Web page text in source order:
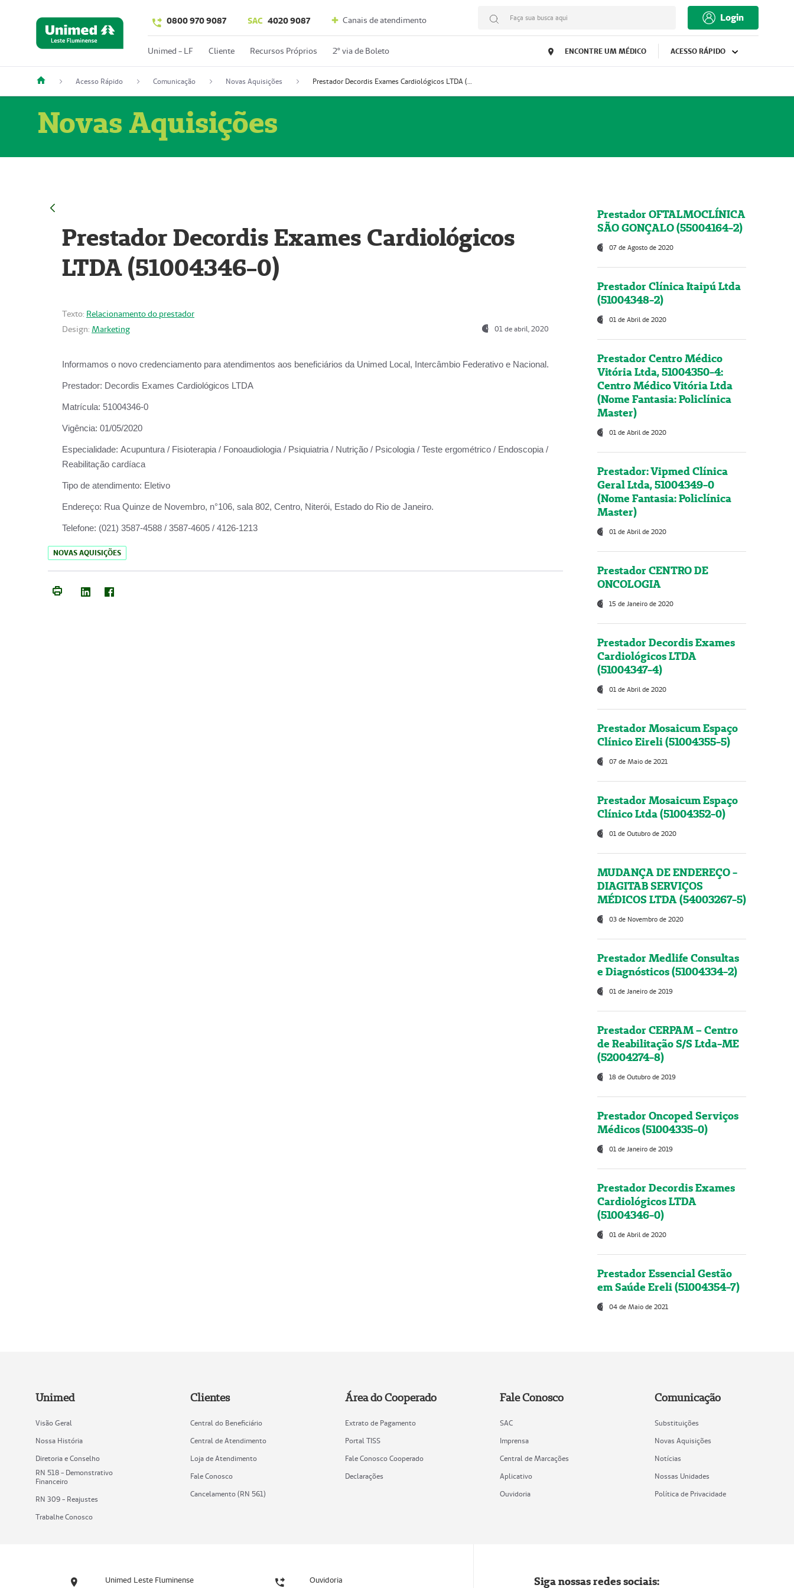
0800 970 9087 SAC 4020 9087 Canais de atendimento Faça sua busca aqui Login
Unimed - LF Cliente Recursos Próprios 2º via de Boleto ENCONTRE UM MÉDICO ACESSO RÁPIDO
Acesso Rápido Comunicação Novas Aquisições Prestador Decordis Exames Cardiológicos LTDA (51004346-0)
Novas Aquisições
Prestador Decordis Exames Cardiológicos
LTDA (51004346-0)
Texto: Relacionamento do prestador
Design: Marketing 01 de abril, 2020
Informamos o novo credenciamento para atendimentos aos beneficiários da Unimed Local, Intercâmbio Federativo e Nacional.
Prestador: Decordis Exames Cardiológicos LTDA
Matrícula: 51004346-0
Vigência: 01/05/2020
Especialidade: Acupuntura / Fisioterapia / Fonoaudiologia / Psiquiatria / Nutrição / Psicologia / Teste ergométrico / Endoscopia /
Reabilitação cardíaca
Tipo de atendimento: Eletivo
Endereço: Rua Quinze de Novembro, n°106, sala 802, Centro, Niterói, Estado do Rio de Janeiro.
Telefone: (021) 3587-4588 / 3587-4605 / 4126-1213
NOVAS AQUISIÇÕES
Prestador OFTALMOCLÍNICA
SÃO GONÇALO (55004164-2)
07 de Agosto de 2020
Prestador Clínica Itaipú Ltda
(51004348-2)
01 de Abril de 2020
Prestador Centro Médico
Vitória Ltda, 51004350-4:
Centro Médico Vitória Ltda
(Nome Fantasia: Policlínica
Master)
01 de Abril de 2020
Prestador: Vipmed Clínica
Geral Ltda, 51004349-0
(Nome Fantasia: Policlínica
Master)
01 de Abril de 2020
Prestador CENTRO DE
ONCOLOGIA
15 de Janeiro de 2020
Prestador Decordis Exames
Cardiológicos LTDA
(51004347-4)
01 de Abril de 2020
Prestador Mosaicum Espaço
Clínico Eireli (51004355-5)
07 de Maio de 2021
Prestador Mosaicum Espaço
Clínico Ltda (51004352-0)
01 de Outubro de 2020
MUDANÇA DE ENDEREÇO -
DIAGITAB SERVIÇOS
MÉDICOS LTDA (54003267-5)
03 de Novembro de 2020
Prestador Medlife Consultas
e Diagnósticos (51004334-2)
01 de Janeiro de 2019
Prestador CERPAM – Centro
de Reabilitação S/S Ltda-ME
(52004274-8)
18 de Outubro de 2019
Prestador Oncoped Serviços
Médicos (51004335-0)
01 de Janeiro de 2019
Prestador Decordis Exames
Cardiológicos LTDA
(51004346-0)
01 de Abril de 2020
Prestador Essencial Gestão
em Saúde Ereli (51004354-7)
04 de Maio de 2021
Unimed
Visão Geral
Nossa História
Diretoria e Conselho
RN 518 - Demonstrativo
Financeiro
RN 309 - Reajustes
Trabalhe Conosco
Clientes
Central do Beneficiário
Central de Atendimento
Loja de Atendimento
Fale Conosco
Cancelamento (RN 561)
Área do Cooperado
Extrato de Pagamento
Portal TISS
Fale Conosco Cooperado
Declarações
Fale Conosco
SAC
Imprensa
Central de Marcações
Aplicativo
Ouvidoria
Comunicação
Substituições
Novas Aquisições
Notícias
Nossas Unidades
Política de Privacidade
Unimed Leste Fluminense Ouvidoria Siga nossas redes sociais: